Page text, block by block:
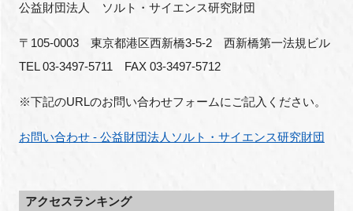
公益財団法人　ソルト・サイエンス研究財団
〒105-0003　東京都港区西新橋3-5-2　西新橋第一法規ビル
TEL 03-3497-5711　FAX 03-3497-5712
※下記のURLのお問い合わせフォームにご記入ください。
お問い合わせ - 公益財団法人ソルト・サイエンス研究財団
アクセスランキング